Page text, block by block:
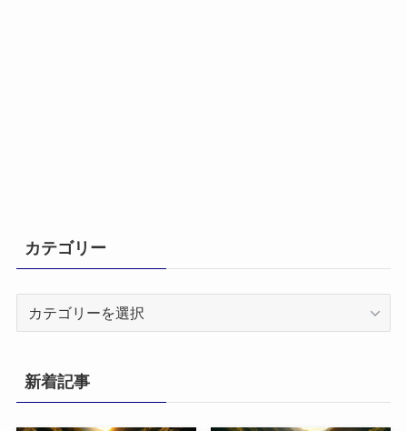
カテゴリー
リ
ー
新着記事